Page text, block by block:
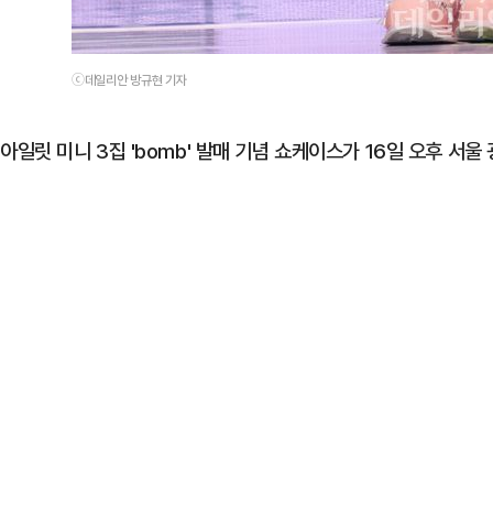
ⓒ데일리안 방규현 기자
아일릿 미니 3집 'bomb' 발매 기념 쇼케이스가 16일 오후 서울